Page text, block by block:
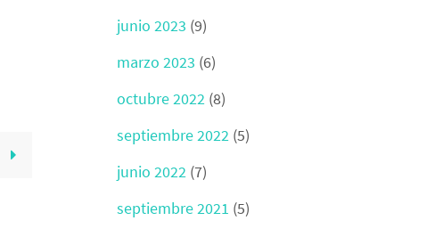
junio 2023 (9)
marzo 2023 (6)
octubre 2022 (8)
septiembre 2022 (5)
junio 2022 (7)
septiembre 2021 (5)